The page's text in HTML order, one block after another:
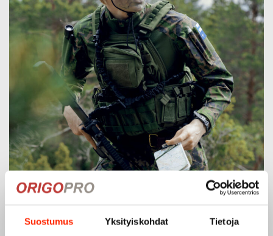
Suostumus Yksityiskohdat Tietoja